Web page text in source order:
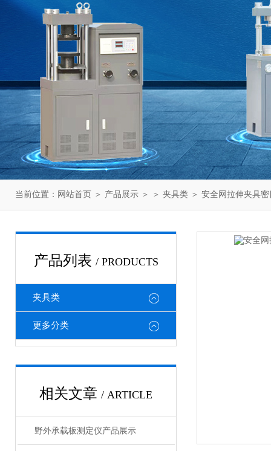
当前位置： 网站首页 ＞ 产品展示 ＞ ＞ 夹具类 ＞ 安全网拉伸夹具
产品列表 / PRODUCTS
夹具类
更多分类
相关文章 / ARTICLE
野外承载板测定仪产品展示